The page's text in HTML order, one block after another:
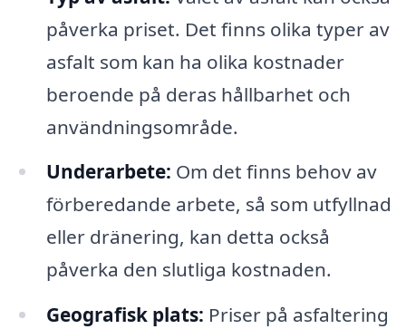
påverka priset. Det finns olika typer av
asfalt som kan ha olika kostnader
beroende på deras hållbarhet och
användningsområde.
Underarbete: Om det finns behov av
förberedande arbete, så som utfyllnad
eller dränering, kan detta också
påverka den slutliga kostnaden.
Geografisk plats: Priser på asfaltering